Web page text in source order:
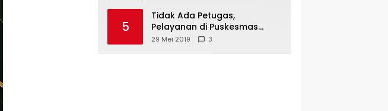
5
Tidak Ada Petugas,
Pelayanan di Puskesmas
Mare-Maybrat Lumpuh
29 Mei 2019 3